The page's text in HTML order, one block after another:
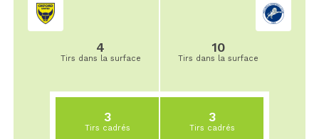
4
Tirs dans la surface
3
Tirs cadrés
10
Tirs dans la surface
3
Tirs cadrés